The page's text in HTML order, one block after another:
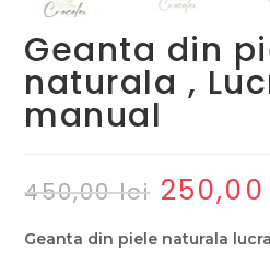
Geanta din
naturala ,
manual
450,00lei Prețul
inițial
fost:
450,00 lei.
250,00
Geanta din piele naturala